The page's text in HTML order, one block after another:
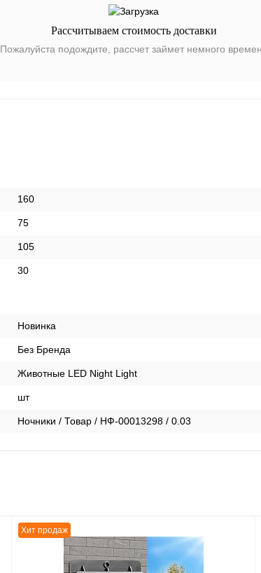
Рассчитываем стоимость доставки
Пожалуйста подождите, рассчет займет немного
160
75
105
30
Новинка
Без Бренда
Животные LED Night Light
шт
Ночники / Товар / НФ-00013298 / 0.03
Хит продаж